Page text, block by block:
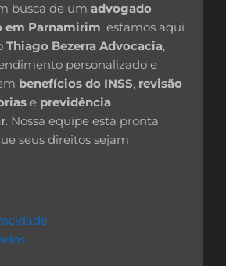
busca de um advogado
em Parnamirim, estamos aqui
Thiago Bezerra Advocacia,
personalizado e
benefícios do INSS, revisão
e previdência
. Nossa equipe está pronta
seus direitos sejam